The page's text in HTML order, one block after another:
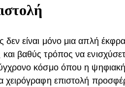
είναι μόνο μια απλή
βαθύς τρόπος να
κόσμο όπου η ψηφιακή
χειρόγραφη επιστολή